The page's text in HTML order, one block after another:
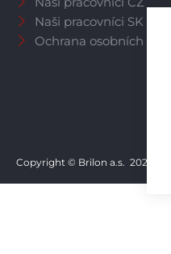
Naši pracovníci SK
Ochrana osobních
Copyright © Brilon a.s. 2026